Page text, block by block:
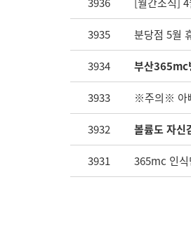
3935 분당점 5월
3934 부산365mc
3933 ※주의※ 아
3932 볼륨도 자신
3931 365mc 인식